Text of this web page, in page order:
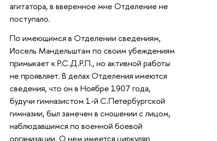
агитатора, в вверенное мне Отделение не
поступало.
По имеющимся в Отделении сведениям,
Иосель Мандельштам по своим убеждениям
примыкает к Р.С.Д.Р.П., но активной работы
не проявляет. В делах Отделения имеются
сведения, что он в Ноябре 1907 года,
будучи гимназистом 1-й С.Петербургской
гимназии, был замечен в сношении с лицом,
наблюдавшимся по военной боевой
организации. О нем имеется циркуляр